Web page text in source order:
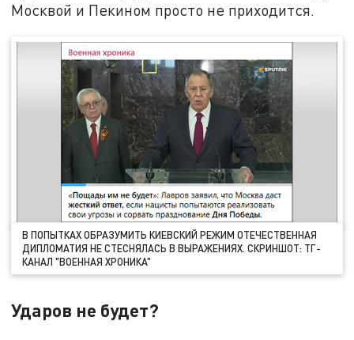
Москвой и Пекином просто не приходится.
В ПОПЫТКАХ ОБРАЗУМИТЬ КИЕВСКИЙ РЕЖИМ ОТЕЧЕСТВЕННАЯ
ДИПЛОМАТИЯ НЕ СТЕСНЯЛАСЬ В ВЫРАЖЕНИЯХ. СКРИНШОТ: ТГ-
КАНАЛ "ВОЕННАЯ ХРОНИКА"
Ударов не будет?